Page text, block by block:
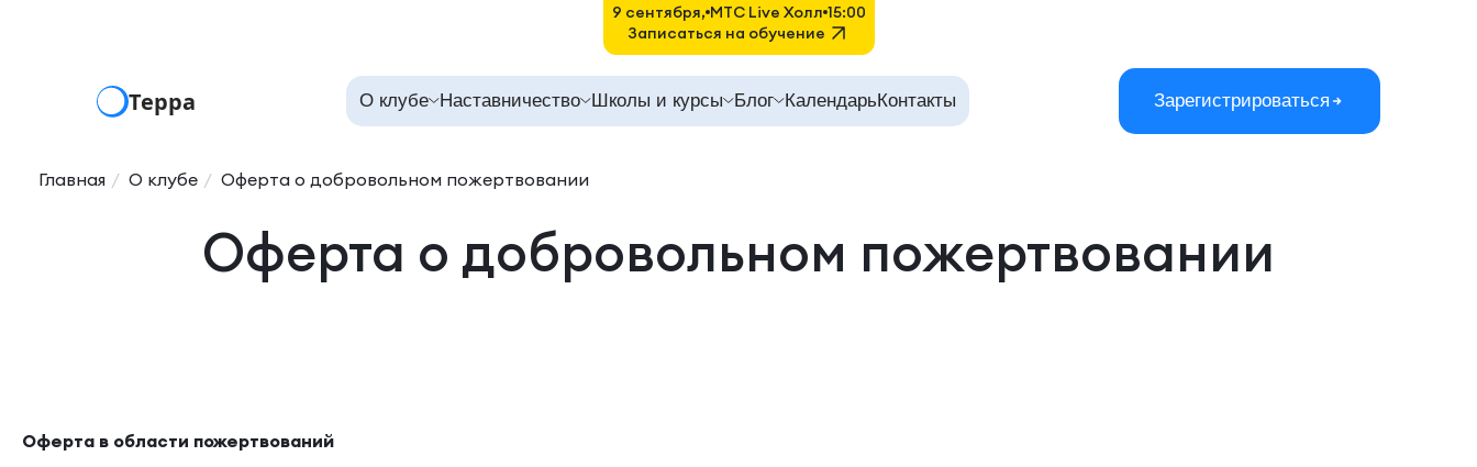
Терра О клубе Наставничество Школы и курсы Блог КалендарьКонтакты Зарегистрироваться
Главная О клубе Оферта о добровольном пожертвовании
Оферта о добровольном пожертвовании
Оферта в области пожертвований
9 сентября, MTC Live Холл 15:00
Записаться на обучение